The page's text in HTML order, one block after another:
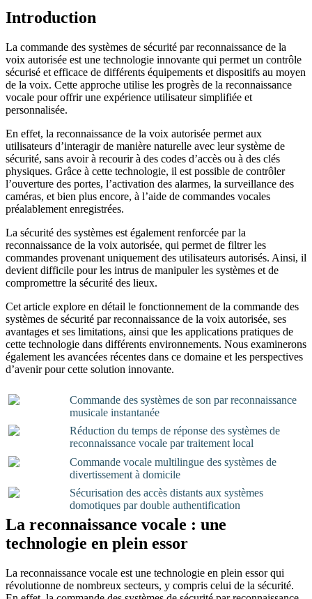
Introduction
La commande des systèmes de sécurité par reconnaissance de la
voix autorisée est une technologie innovante qui permet un contrôle
sécurisé et efficace de différents équipements et dispositifs au moyen
de la voix. Cette approche utilise les progrès de la reconnaissance
vocale pour offrir une expérience utilisateur simplifiée et
personnalisée.
En effet, la reconnaissance de la voix autorisée permet aux
utilisateurs d’interagir de manière naturelle avec leur système de
sécurité, sans avoir à recourir à des codes d’accès ou à des clés
physiques. Grâce à cette technologie, il est possible de contrôler
l’ouverture des portes, l’activation des alarmes, la surveillance des
caméras, et bien plus encore, à l’aide de commandes vocales
préalablement enregistrées.
La sécurité des systèmes est également renforcée par la
reconnaissance de la voix autorisée, qui permet de filtrer les
commandes provenant uniquement des utilisateurs autorisés. Ainsi, il
devient difficile pour les intrus de manipuler les systèmes et de
compromettre la sécurité des lieux.
Cet article explore en détail le fonctionnement de la commande des
systèmes de sécurité par reconnaissance de la voix autorisée, ses
avantages et ses limitations, ainsi que les applications pratiques de
cette technologie dans différents environnements. Nous examinerons
également les avancées récentes dans ce domaine et les perspectives
d’avenir pour cette solution innovante.
Commande des systèmes de son par reconnaissance
musicale instantanée
Réduction du temps de réponse des systèmes de
reconnaissance vocale par traitement local
Commande vocale multilingue des systèmes de
divertissement à domicile
Sécurisation des accès distants aux systèmes
domotiques par double authentification
La reconnaissance vocale : une
technologie en plein essor
La reconnaissance vocale est une technologie en plein essor qui
révolutionne de nombreux secteurs, y compris celui de la sécurité.